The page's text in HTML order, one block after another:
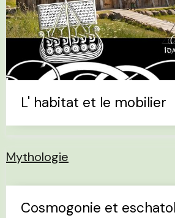
L' habitat et le mobilier
Mythologie
Cosmogonie et